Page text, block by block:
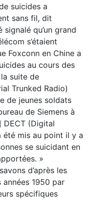
suicides a
sans fil, dit
qu’un grand
s’étaient
Foxconn en Chine a
au cours des
suite de
Trunked Radio)
de jeunes soldats
de Siemens à
DECT (Digital
été mis au point il y a
se suicidant en
»
d’après les
1950 par
spécifiques